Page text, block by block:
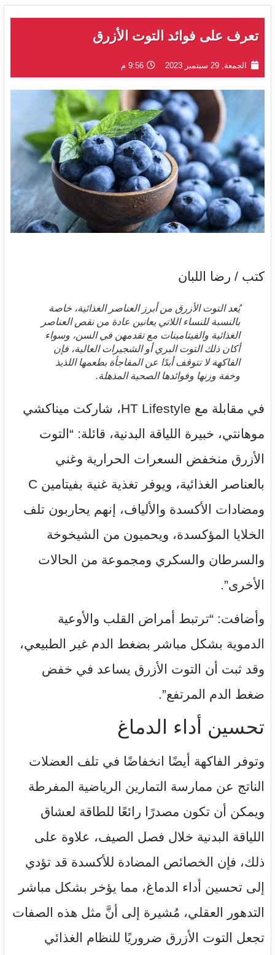
تعرف على فوائد التوت الأزرق
الجمعة, 29 سبتمبر 2023 9:56 م
كتب / رضا اللبان
يُعد التوت الأزرق من أبرز العناصر الغذائية، خاصة
بالنسبة للنساء اللاتي يعانين عادة من نقص العناصر
الغذائية والفيتامينات مع تقدمهن في السن، وسواء
أكان ذلك التوت البري أو الشجيرات العالية، فإن
الفاكهة لا تتوقف أبدًا عن المفاجأة بطعمها اللذيذ
وخفة وزنها وفوائدها الصحية المذهلة.
في مقابلة مع HT Lifestyle، شاركت ميناكشي
موهانتي، خبيرة اللياقة البدنية، قائلة: “التوت
الأزرق منخفض السعرات الحرارية وغني
بالعناصر الغذائية، ويوفر تغذية غنية بفيتامين C
ومضادات الأكسدة والألياف، إنهم يحاربون تلف
الخلايا المؤكسدة، ويحميون من الشيخوخة
والسرطان والسكري ومجموعة من الحالات
الأخرى”.
وأضافت: “ترتبط أمراض القلب والأوعية
الدموية بشكل مباشر بضغط الدم غير الطبيعي،
وقد ثبت أن التوت الأزرق يساعد في خفض
ضغط الدم المرتفع”.
تحسين أداء الدماغ
وتوفر الفاكهة أيضًا انخفاضًا في تلف العضلات
الناتج عن ممارسة التمارين الرياضية المفرطة
ويمكن أن تكون مصدرًا رائعًا للطاقة لعشاق
اللياقة البدنية خلال فصل الصيف، علاوة على
ذلك، فإن الخصائص المضادة للأكسدة قد تؤدي
إلى تحسين أداء الدماغ، مما يؤخر بشكل مباشر
التدهور العقلي، مُشيرة إلى أنَّ مثل هذه الصفات
تجعل التوت الأزرق ضروريًا للنظام الغذائي